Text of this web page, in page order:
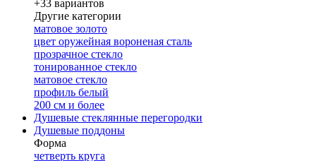
+33 вариантов
Другие категории
матовое золото
цвет оружейная вороненая сталь
прозрачное стекло
тонированное стекло
матовое стекло
профиль белый
200 см и более
Душевые стеклянные перегородки
Душевые поддоны
Форма
четверть круга